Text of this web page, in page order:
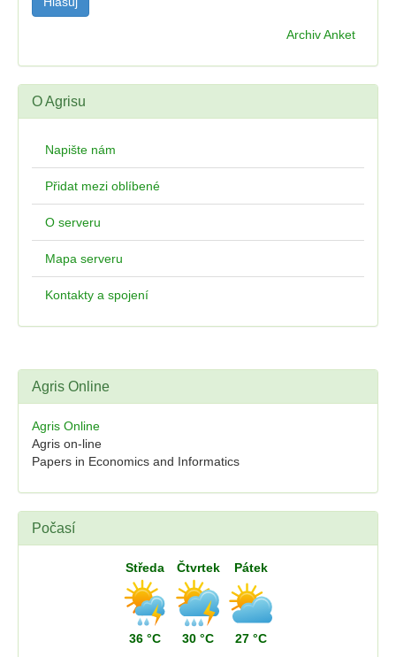
Archiv Anket
O Agrisu
Napište nám
Přidat mezi oblíbené
O serveru
Mapa serveru
Kontakty a spojení
Agris Online
Agris Online
Agris on-line
Papers in Economics and Informatics
Počasí
Středa
36 °C
Čtvrtek
30 °C
Pátek
27 °C